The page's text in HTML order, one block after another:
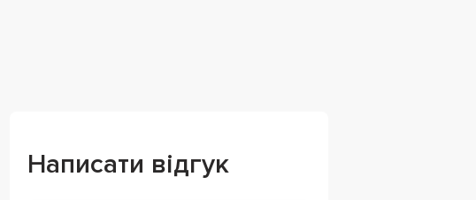
Написати відгук